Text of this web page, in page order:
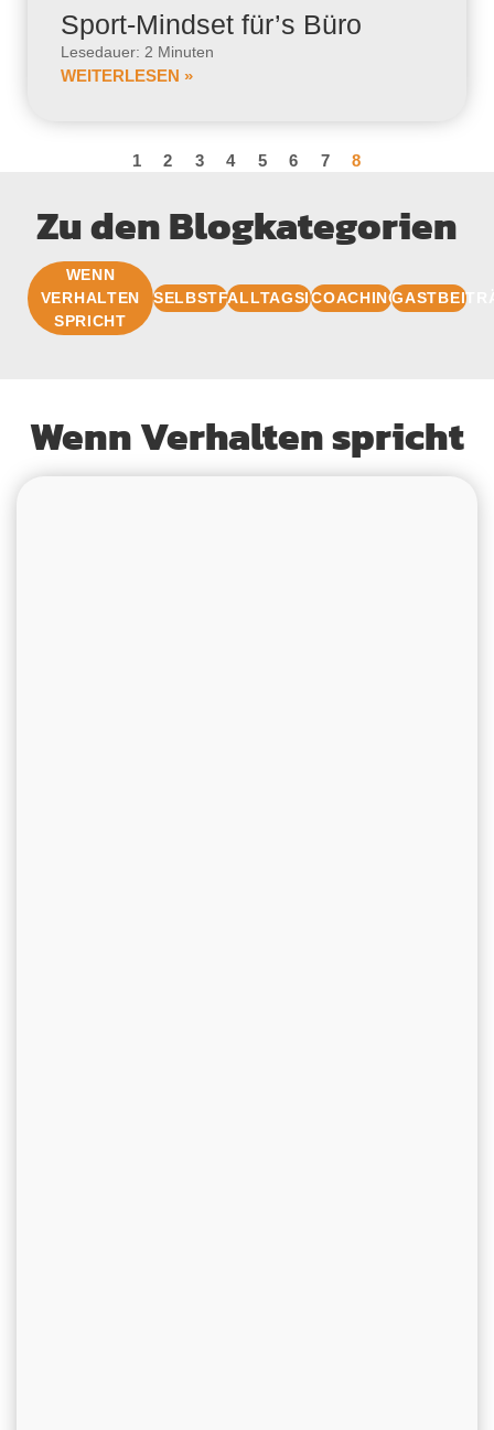
Sport-Mindset für’s Büro
Lesedauer: 2 Minuten
WEITERLESEN »
1 2 3 4 5 6 7 8
Zu den Blogkategorien
WENN
VERHALTEN
SPRICHT
SELBSTFÜHRUNGALLTAGSIMPULSECOACHINGBASIS
Wenn Verhalten spricht